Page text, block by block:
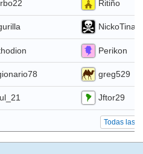
Ritiño
NickoTina
Perikon
greg529
Jftor29
Todas las